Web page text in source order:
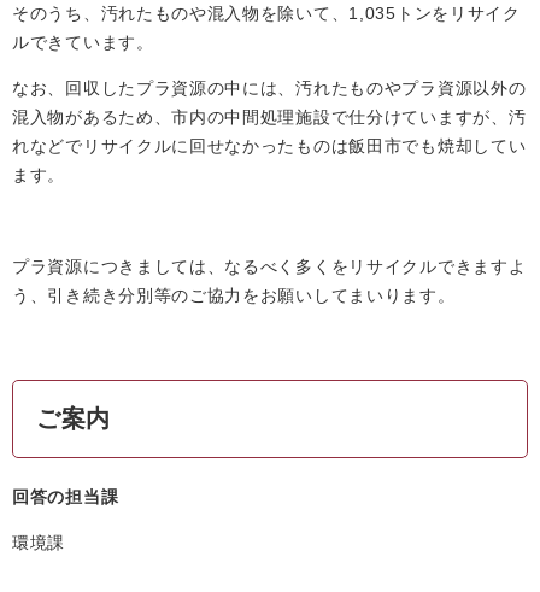
そのうち、汚れたものや混入物を除いて、1,035トンをリサイク
ルできています。
なお、回収したプラ資源の中には、汚れたものやプラ資源以外の
混入物があるため、市内の中間処理施設で仕分けていますが、汚
れなどでリサイクルに回せなかったものは飯田市でも焼却してい
ます。
プラ資源につきましては、なるべく多くをリサイクルできますよ
う、引き続き分別等のご協力をお願いしてまいります。
ご案内
回答の担当課
環境課